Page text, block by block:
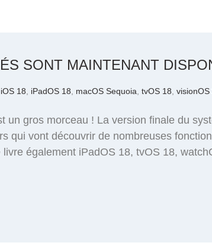
SONT MAINTENANT
iOS 18 iPadOS 18 macOS Sequoia tvOS 18 visionOS
gros morceau ! La version finale du
qui vont découvrir de nombreuses
également iPadOS 18, tvOS 18,